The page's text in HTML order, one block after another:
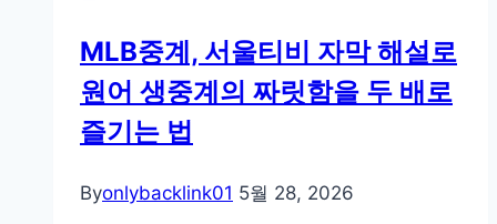
트
사
용
시
한
MLB중계, 서울티비 자막 해설로
원어 생중계의 짜릿함을 두 배로
즐기는 법
Byonlybacklink01 5월 28, 2026